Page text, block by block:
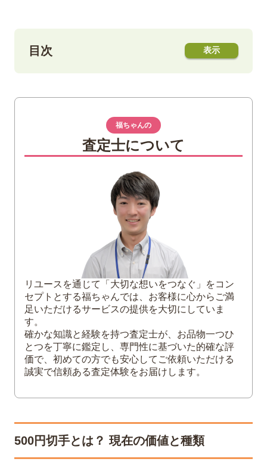
目次
普通切手と記念切手・特殊切手の違い
《一覧表》500円切手の買取相場と種類別
1949年発行 高額普通切手（産業図案・機
1955年発行 高額普通切手（八つ橋の蒔
2010年 普通切手（書体変更）
2012年 普通切手（伐折羅大将・意匠変
2015年発行 普通切手（十和田八幡平国立
公園・奥入瀬渓流）
円シール式）
2025年発行 特殊切手 切手趣味への招待
シリーズ（第1集・第2集）
3
500円切手の価値が決まるポイントは？
使用済みか未使用か
福ちゃんの
査定士について
リユースを通じて「大切な想いをつなぐ」をコン
セプトとする福ちゃんでは、お客様に心からご満
足いただけるサービスの提供を大切にしていま
す。
確かな知識と経験を持つ査定士が、お品物一つひ
とつを丁寧に鑑定し、専門性に基づいた的確な評
価で、初めての方でも安心してご依頼いただける
誠実で信頼ある査定体験をお届けします。
500円切手とは？ 現在の価値と種類